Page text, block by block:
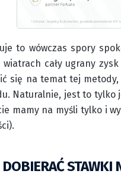
to wówczas spory
cały ugrany
się na temat tej
Naturalnie, jest to tylko
mamy na myśli tylko i
DOBIERAĆ STAWKI